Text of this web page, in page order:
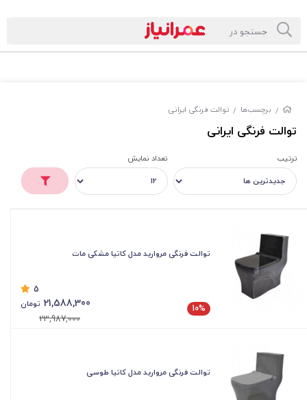
/ برچسب‌ها / توالت فرنگی ایرانی
توالت فرنگی ایرانی
ترتیب تعداد نمایش
توالت فرنگی مروارید مدل کاتیا مشکی مات
5
10%
21,588,300 تومان
23,987,000
توالت فرنگی مروارید مدل کاتیا طوسی